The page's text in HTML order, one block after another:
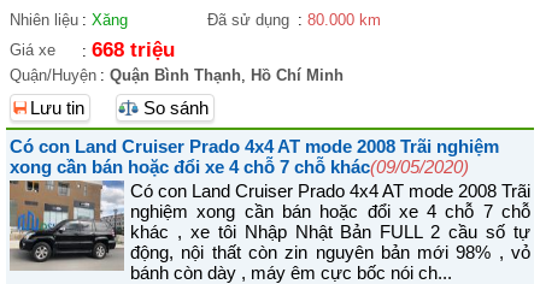
Nhiên liệu : Xăng Đã sử dụng : 80.000 km
Giá xe
: 668 triệu
Quận/Huyện : Quận Bình Thạnh, Hồ Chí Minh
Lưu tin
So sánh
Có con Land Cruiser Prado 4x4 AT mode 2008 Trãi nghiệm
xong cần bán hoặc đổi xe 4 chỗ 7 chỗ khác(09/05/2020)
Có con Land Cruiser Prado 4x4 AT mode 2008 Trãi
nghiệm xong cần bán hoặc đổi xe 4 chỗ 7 chỗ
khác , xe tôi Nhập Nhật Bản FULL 2 cầu số tự
động, nội thất còn zin nguyên bản mới 98% , vỏ
bánh còn dày , máy êm cực bốc nói ch...